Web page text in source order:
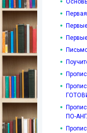
ПО-